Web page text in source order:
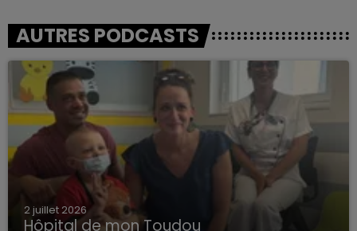
AUTRES PODCASTS
2 juillet 2026
Hôpital de mon Toudou